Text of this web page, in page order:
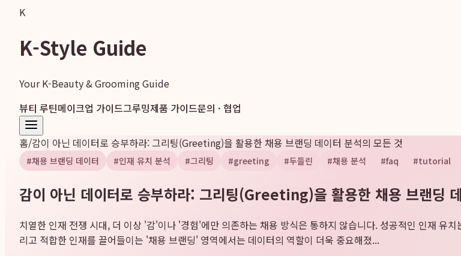
K
K-Style Guide
Your K-Beauty & Grooming Guide
뷰티 루틴메이크업 가이드그루밍제품 가이드문의 · 협업
홈/감이 아닌 데이터로 승부하라: 그리팅(Greeting)을 활용한 채용 브랜딩 데이터 분석의 모든 것
#채용 브랜딩 데이터 #인재 유치 분석 #그리팅 #greeting #두들린 #채용 분석 #faq #tutorial
감이 아닌 데이터로 승부하라: 그리팅(Greeting)을 활용한 채용 브랜딩
치열한 인재 전쟁 시대, 더 이상 '감'이나 '경험'에만 의존하는 채용 방식은 통하지 않습니다. 성공적인 인재 유
리고 적합한 인재를 끌어들이는 '채용 브랜딩' 영역에서는 데이터의 역할이 더욱 중요해졌...